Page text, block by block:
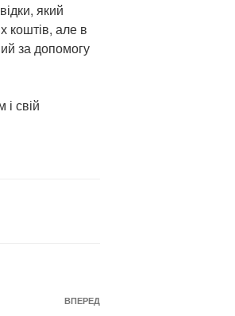
який
коштів, але в
за допомогу
свій
Наступний
ВПЕРЕД